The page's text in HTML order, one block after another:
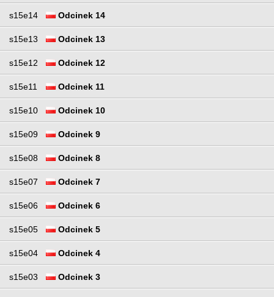
s15e14 Odcinek 14
s15e13 Odcinek 13
s15e12 Odcinek 12
s15e11 Odcinek 11
s15e10 Odcinek 10
s15e09 Odcinek 9
s15e08 Odcinek 8
s15e07 Odcinek 7
s15e06 Odcinek 6
s15e05 Odcinek 5
s15e04 Odcinek 4
s15e03 Odcinek 3